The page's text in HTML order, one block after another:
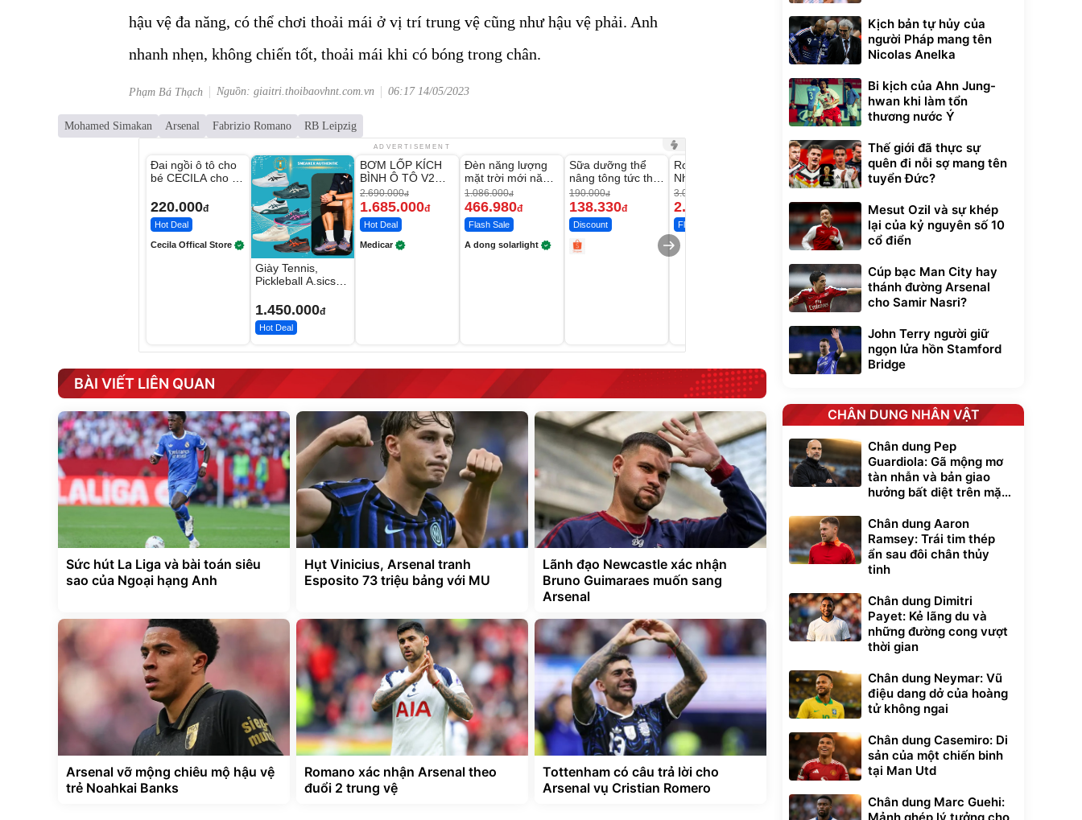
hậu vệ đa năng, có thể chơi thoải mái ở vị trí trung vệ cũng như hậu vệ phải. Anh
nhanh nhẹn, không chiến tốt, thoải mái khi có bóng trong chân.
Phạm Bá Thạch Nguồn: giaitri.thoibaovhnt.com.vn 06:17 14/05/2023
Mohamed Simakan Arsenal Fabrizio Romano RB Leipzig
ADVERTISEMENT
Đai ngồi ô tô cho
bé CECILA cho bé
220.000đ
Hot Deal
Cecila Offical Store
Giày Tennis,
Pickleball A.sics
Các Phối Màu
1.450.000đ
Hot Deal
-37%
Unmute
BƠM LỐP KÍCH
BÌNH Ô TÔ V2
4IN1 Medicar
12.000mAh
2.690.000đ
1.685.000đ
Hot Deal
Medicar
-56%
Đèn năng lượng
mặt trời mới năm
2026 có 120 viên
LED lớn
1.086.000đ
466.980đ
Flash Sale
A dong solarlight
-27%
Sữa dưỡng thể
nâng tông tức thì
Vaseline Body
190.000đ
138.330đ
Discount
Robot Hút Bụi Lau
Nhà - D2-001 -
Thông Minh
3.000.000
2.200.000
Flash Sale
Unmute
Vali Bamozo
Khung Nhôm
9066 Size
20/24/28 Cao Cấp
825.000đ
Flash Sale
Lót ghế ôtô, nâng
lưng chống nóng
giúp thoải mái
trong di chuyển
295.000
Đã bán nhiều
BÀI VIẾT LIÊN QUAN
Sức hút La Liga và bài toán siêu
sao của Ngoại hạng Anh
Hụt Vinicius, Arsenal tranh
Esposito 73 triệu bảng với MU
Lãnh đạo Newcastle xác nhận
Bruno Guimaraes muốn sang
Arsenal
Arsenal vỡ mộng chiêu mộ hậu vệ
trẻ Noahkai Banks
Romano xác nhận Arsenal theo
đuổi 2 trung vệ
Tottenham có câu trả lời cho
Arsenal vụ Cristian Romero
Kịch bản tự hủy của
người Pháp mang tên
Nicolas Anelka
Bi kịch của Ahn Jung-
hwan khi làm tổn
thương nước Ý
Thế giới đã thực sự
quên đi nỗi sợ mang tên
tuyển Đức?
Mesut Ozil và sự khép
lại của kỷ nguyên số 10
cổ điển
Cúp bạc Man City hay
thánh đường Arsenal
cho Samir Nasri?
John Terry người giữ
ngọn lửa hồn Stamford
Bridge
CHÂN DUNG NHÂN VẬT
Chân dung Pep
Guardiola: Gã mộng mơ
tàn nhẫn và bản giao
hưởng bất diệt trên mặt
Chân dung Aaron
Ramsey: Trái tim thép
ẩn sau đôi chân thủy
tinh
Chân dung Dimitri
Payet: Kẻ lãng du và
những đường cong vượt
thời gian
Chân dung Neymar: Vũ
điệu dang dở của hoàng
tử không ngai
Chân dung Casemiro: Di
sản của một chiến binh
tại Man Utd
Chân dung Marc Guehi: